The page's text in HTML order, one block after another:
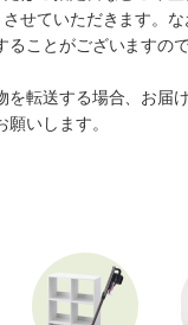
せていただきます。
ことがございますの
転送する場合、お届
いします。